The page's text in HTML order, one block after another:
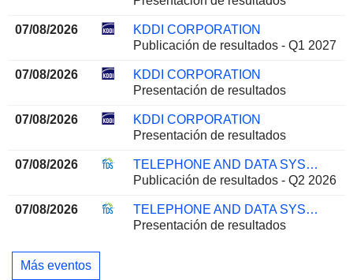
07/08/2026
KDDI CORPORATION
Publicación de resultados - Q1 2027
07/08/2026
KDDI CORPORATION
Presentación de resultados
07/08/2026
KDDI CORPORATION
Presentación de resultados
07/08/2026
TELEPHONE AND DATA SYSTEMS, INC.
Publicación de resultados - Q2 2026
07/08/2026
TELEPHONE AND DATA SYSTEMS, INC.
Presentación de resultados
Más eventos